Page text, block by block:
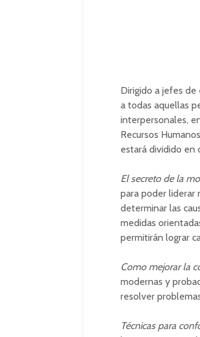
Dirigido a jefes
a todas aquellas
interpersonales,
Recursos
estará dividido en
El secreto de la
para poder liderar
determinar las
medidas
permitirán lograr
Como mejorar la
modernas y
resolver
Técnicas para